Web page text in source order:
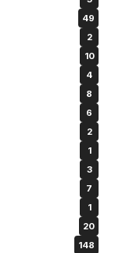
49
2
10
4
8
6
2
1
3
7
1
20
148